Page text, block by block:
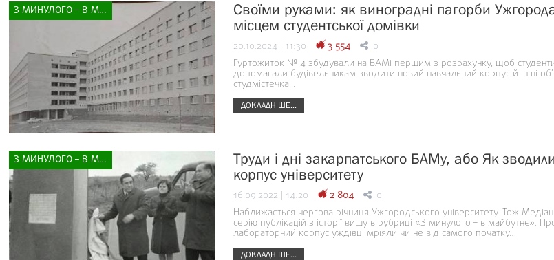
З МИНУЛОГО – В МАЙБУТНЄ
Своїми руками: як виноградні пагорби
місцем студентської домівки
20.10.2024 | 11:30 3 554 0
Гуртожиток № 4 збудували на БАМі першим з розрахунку, щоб студенти
допомагали будівельникам зводити новий навчальний корпус й інші
студмістечка...
ДОКЛАДНІШЕ...
З МИНУЛОГО – В МАЙБУТНЄ
Труди і дні закарпатського БАМу, або Як
корпус університету
16.09.2022 | 14:20 2 804 0
Наближається чергова річниця Ужгородського університету. Тож
серію публікацій з історії вишу в рубриці «З минулого – в майбутнє».
лабораторний корпус уждівці мріяли чи не від самого початку…
ДОКЛАДНІШЕ...